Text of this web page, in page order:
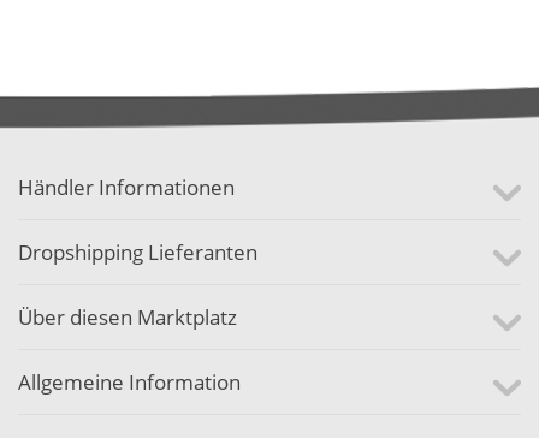
Händler Informationen
Dropshipping Lieferanten
Über diesen Marktplatz
Allgemeine Information